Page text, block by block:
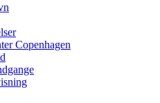
Copenhagen